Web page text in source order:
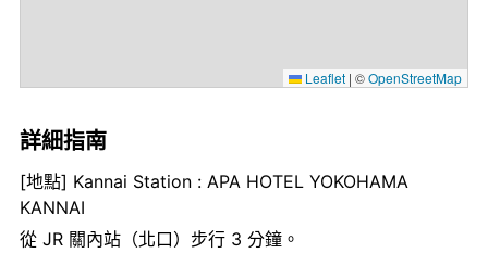
Leaflet | ©OpenStreetMap
詳細指南
[地點] Kannai Station : APA HOTEL YOKOHAMA
KANNAI
從 JR 關內站（北口）步行 3 分鐘。